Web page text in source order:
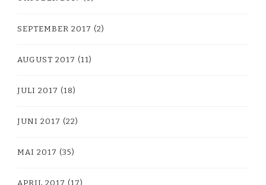
SEPTEMBER 2017 (2)
AUGUST 2017 (11)
JULI 2017 (18)
JUNI 2017 (22)
MAI 2017 (35)
APRIL 2017 (17)